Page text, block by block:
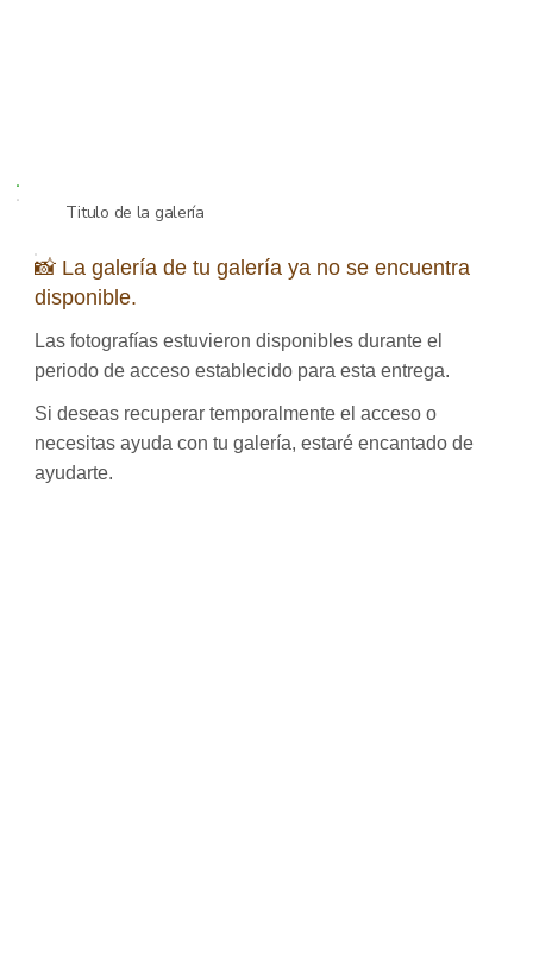
Titulo de la galería
📸 La galería de tu galería ya no se encuentra
disponible.
Las fotografías estuvieron disponibles durante el
periodo de acceso establecido para esta entrega.
Si deseas recuperar temporalmente el acceso o
necesitas ayuda con tu galería, estaré encantado de
ayudarte.